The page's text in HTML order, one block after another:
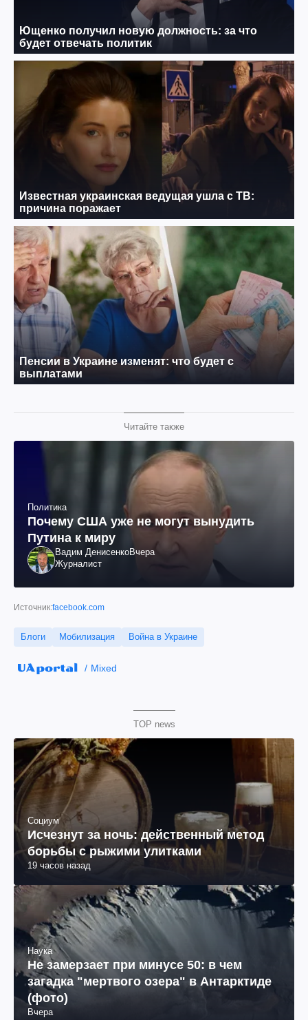
Читайте также
Политика
Почему США уже не могут вынудить
Путина к миру
Вадим ДенисенкоВчера
Журналист
Источник:facebook.com
Блоги Мобилизация Война в Украине
Mixed
TOP news
Социум
Исчезнут за ночь: действенный метод
борьбы с рыжими улитками
19 часов назад
Наука
Не замерзает при минусе 50: в чем
загадка "мертвого озера" в Антарктиде
(фото)
Вчера